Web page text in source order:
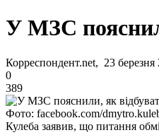
У МЗС
Корреспондент.net, 23 березня
0
389
Фото: facebook.com/
Кулеба заявив, що питання